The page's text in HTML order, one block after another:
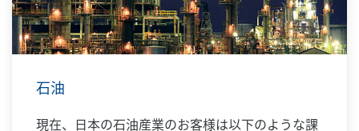
石油
現在、日本の石油産業のお客様は以下のような課